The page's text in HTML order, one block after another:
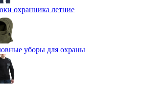
охранника летние
уборы для охраны